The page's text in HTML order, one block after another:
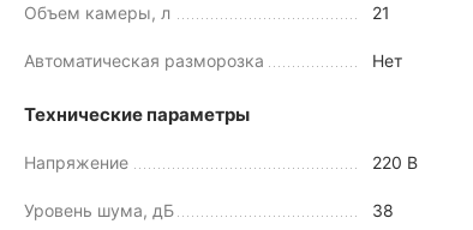
Объем камеры, л 21
Автоматическая разморозка Нет
Технические параметры
Напряжение 220 В
Уровень шума, дБ 38